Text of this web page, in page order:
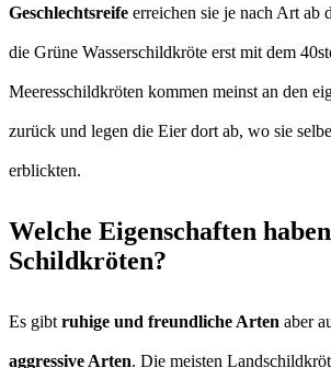
Geschlechtsreife erreichen sie je nach Art ab
die Grüne Wasserschildkröte erst mit dem
Meeresschildkröten kommen meinst an den
zurück und legen die Eier dort ab, wo sie
erblickten.
Welche Eigenschaften haben
Schildkröten?
Es gibtruhige und freundliche Arten aber
aggressive Arten. Die meisten